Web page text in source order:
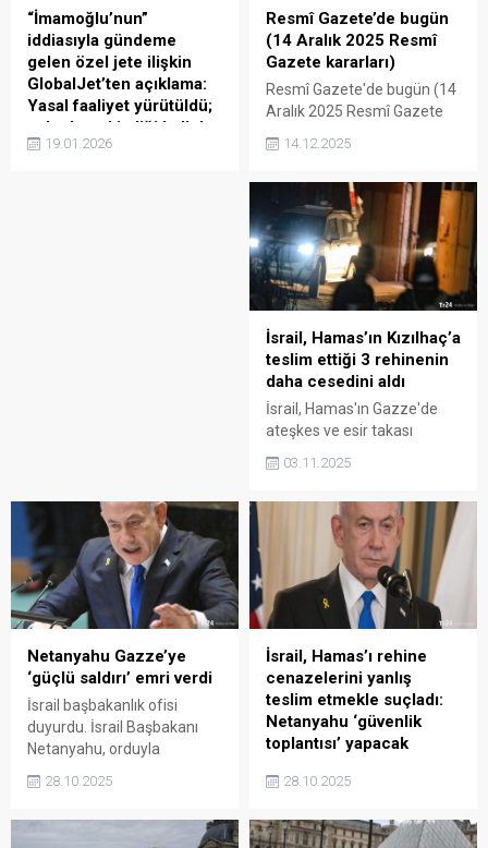
duyurdu. İl Başkanlıkları ...
“İmamoğlu’nun”
iddiasıyla gündeme
gelen özel jete ilişkin
GlobalJet’ten açıklama:
Yasal faaliyet yürütüldü;
yolcuların kimliği kolluk
kuvvetleri yetkisinde
19.01.2026
Resmî Gazete’de bugün
(14 Aralık 2025 Resmî
Gazete kararları)
Resmî Gazete'de bugün (14
Aralık 2025 Resmî Gazete
kararları)
14.12.2025
İsrail, Hamas’ın Kızılhaç’a
teslim ettiği 3 rehinenin
daha cesedini aldı
İsrail, Hamas'ın Gazze'de
ateşkes ve esir takası
Uluslararası Kızılhaç Örgütü
İsrailli esirin cesedinin teslim
alındığını duyurdu.
03.11.2025
Netanyahu Gazze’ye
‘güçlü saldırı’ emri verdi
İsrail başbakanlık ofisi
duyurdu. İsrail Başbakanı
Netanyahu, orduyla
istişarelerin ardından
Gazze'ye 'güçlü saldırılar'
28.10.2025
İsrail, Hamas’ı rehine
cenazelerini yanlış
teslim etmekle suçladı:
Netanyahu ‘güvenlik
toplantısı’ yapacak
İsrail, Hamas’ın Gazze’den
teslim ettiği bir cenazenin,
esire ait olduğunu iddia
28.10.2025